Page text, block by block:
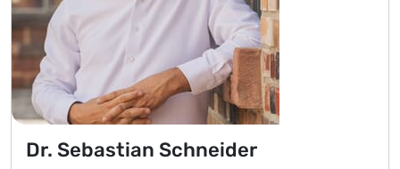
Dr. Sebastian Schneider